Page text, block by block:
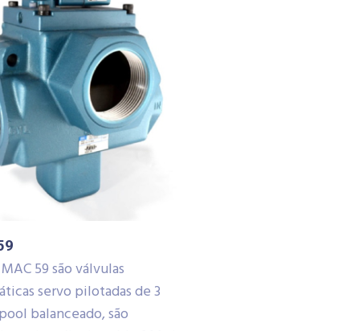
59 são válvulas
servo pilotadas de 3
balanceado, são